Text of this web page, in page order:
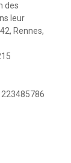
des
leur
Rennes,
223485786